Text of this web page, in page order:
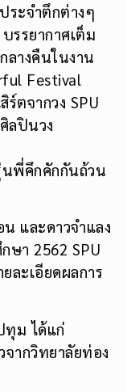
ระจำตึกต่างๆ
รรยากาศเต็ม
ลางคืนในงาน
Festival
ตจากวง SPU
ลปินวง
นพี่คึกคักกันถ้วน
และดาวจำแลง
ษา 2562 SPU
ละเอียดผลการ
ทุม ได้แก่
ากวิทยาลัยท่อง